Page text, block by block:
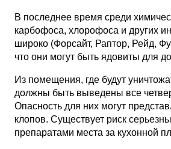
В последнее время среди
карбофоса, хлорофоса и других
широко (Форсайт, Раптор, Рейд,
что они могут быть ядовиты для
Из помещения, где будут
должны быть выведены все
Опасность для них могут
клопов. Существует риск
препаратами места за кухонной